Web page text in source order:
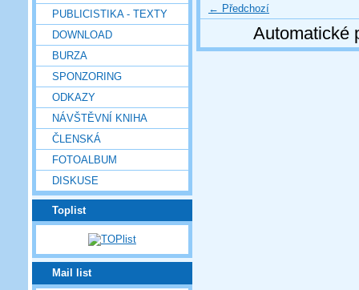
PUBLICISTIKA - TEXTY
DOWNLOAD
BURZA
SPONZORING
ODKAZY
NÁVŠTĚVNÍ KNIHA
ČLENSKÁ
FOTOALBUM
DISKUSE
Toplist
Mail list
← Předchozí
Automatické